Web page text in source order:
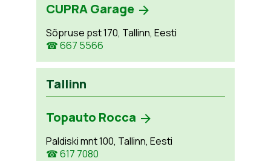
CUPRA Garage
Sõpruse pst 170, Tallinn, Eesti
☎ 667 5566
Tallinn
Topauto Rocca
Paldiski mnt 100, Tallinn, Eesti
☎ 617 7080